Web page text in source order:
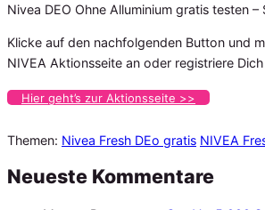
Nivea DEO Ohne Alluminium gratis testen
Klicke auf den nachfolgenden Button und
NIVEA Aktionsseite an oder registriere
Hier geht’s zur Aktionsseite >>
Themen: Nivea Fresh DEo gratis NIVEA
Neueste Kommentare